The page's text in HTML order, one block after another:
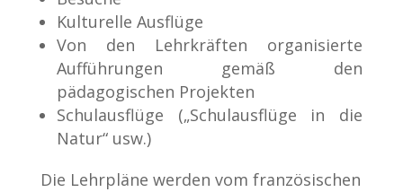
Kulturelle Ausflüge
Von den Lehrkräften organisierte
Aufführungen gemäß den
pädagogischen Projekten
Schulausflüge („Schulausflüge in die
Natur“ usw.)
Die Lehrpläne werden vom französischen